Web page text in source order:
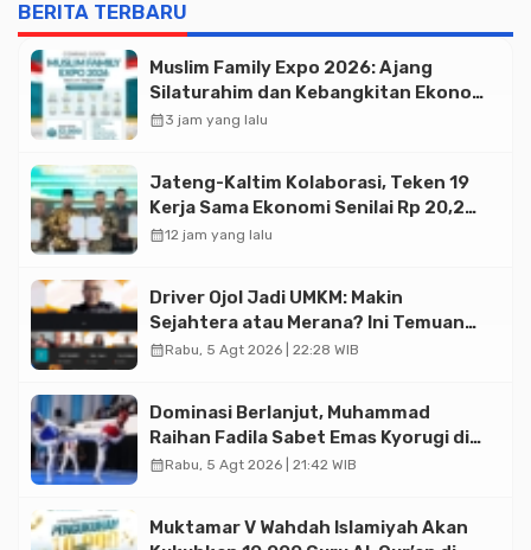
BERITA TERBARU
Muslim Family Expo 2026: Ajang
Silaturahim dan Kebangkitan Ekonomi
Halal di Jakarta
calendar_month3 jam yang lalu
Jateng-Kaltim Kolaborasi, Teken 19
Kerja Sama Ekonomi Senilai Rp 20,2
Triliun
calendar_month12 jam yang lalu
Driver Ojol Jadi UMKM: Makin
Sejahtera atau Merana? Ini Temuan
Diskusi Paramadina
calendar_monthRabu, 5 Agt 2026 | 22:28 WIB
Dominasi Berlanjut, Muhammad
Raihan Fadila Sabet Emas Kyorugi di
Asian Taekwondo Indonesia Open
calendar_monthRabu, 5 Agt 2026 | 21:42 WIB
Muktamar V Wahdah Islamiyah Akan